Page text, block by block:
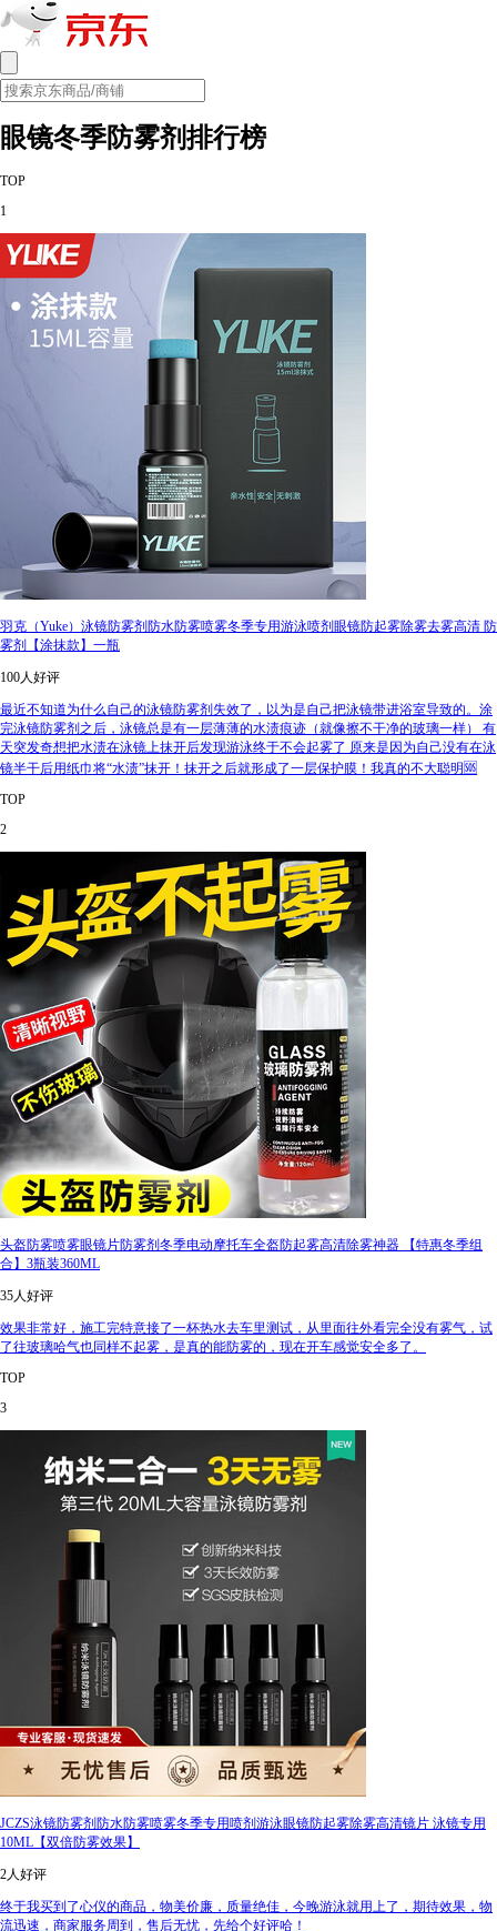
眼镜冬季防雾剂排行榜
TOP
1
羽克（Yuke）泳镜防雾剂防水防雾喷雾冬季专用游泳喷剂眼镜防起雾除雾去雾高清 防
雾剂【涂抹款】一瓶
100人好评
最近不知道为什么自己的泳镜防雾剂失效了，以为是自己把泳镜带进浴室导致的。涂
完泳镜防雾剂之后，泳镜总是有一层薄薄的水渍痕迹（就像擦不干净的玻璃一样） 有
天突发奇想把水渍在泳镜上抹开后发现游泳终于不会起雾了 原来是因为自己没有在泳
镜半干后用纸巾将“水渍”抹开！抹开之后就形成了一层保护膜！我真的不大聪明🆘
TOP
2
头盔防雾喷雾眼镜片防雾剂冬季电动摩托车全盔防起雾高清除雾神器 【特惠冬季组
合】3瓶装360ML
35人好评
效果非常好，施工完特意接了一杯热水去车里测试，从里面往外看完全没有雾气，试
了往玻璃哈气也同样不起雾，是真的能防雾的，现在开车感觉安全多了。
TOP
3
JCZS泳镜防雾剂防水防雾喷雾冬季专用喷剂游泳眼镜防起雾除雾高清镜片 泳镜专用
10ML【双倍防雾效果】
2人好评
终于我买到了心仪的商品，物美价廉，质量绝佳，今晚游泳就用上了，期待效果，物
流迅速，商家服务周到，售后无忧，先给个好评哈！